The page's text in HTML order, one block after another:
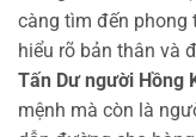
càng tìm đến phong
hiểu rõ bản thân và
Tấn Dư người Hồng
mệnh mà còn là